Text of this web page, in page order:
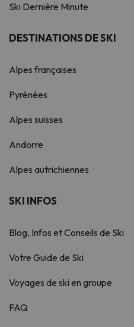
Ski Dernière Minute
DESTINATIONS DE SKI
Alpes françaises
Pyrénées
Alpes suisses
Andorre
Alpes autrichiennes
SKI INFOS
Blog, Infos et Conseils de Ski
Votre Guide de Ski
Voyages de ski en groupe
FAQ